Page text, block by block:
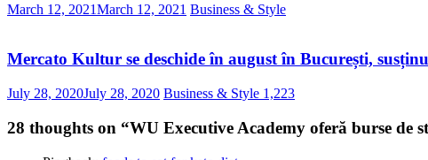
March 12, 2021March 12, 2021 Business & Style
Mercato Kultur se deschide în august în București,
July 28, 2020July 28, 2020 Business & Style 1,223
28 thoughts on “WU Executive Academy oferă burse de